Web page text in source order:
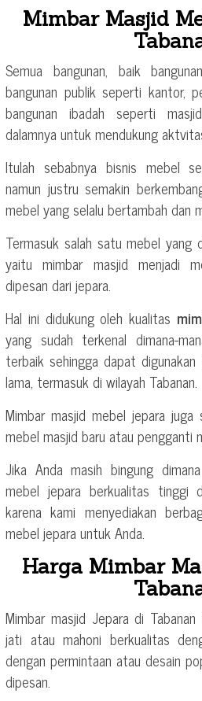
Mimbar Masjid
Semua bangunan, baik
bangunan publik seperti kantor,
bangunan ibadah seperti
dalamnya untuk mendukung
Itulah sebabnya bisnis mebel
namun justru semakin
mebel yang selalu bertambah dan
Termasuk salah satu mebel yang
yaitu mimbar masjid menjadi
dipesan dari jepara.
Hal ini didukung oleh kualitas
yang sudah terkenal dimana-
terbaik sehingga dapat
lama, termasuk di wilayah Tabanan.
Mimbar masjid mebel jepara
mebel masjid baru atau pengganti
Jika Anda masih bingung
mebel jepara berkualitas tinggi
karena kami menyediakan
mebel jepara untuk Anda.
Harga Mimbar
Mimbar masjid Jepara di
jati atau mahoni berkualitas
dengan permintaan atau desain
dipesan.